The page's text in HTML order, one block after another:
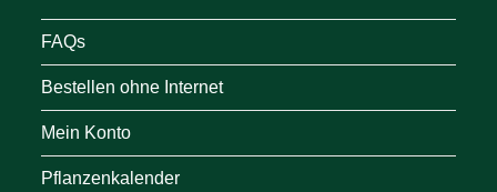
FAQs
Bestellen ohne Internet
Mein Konto
Pflanzenkalender